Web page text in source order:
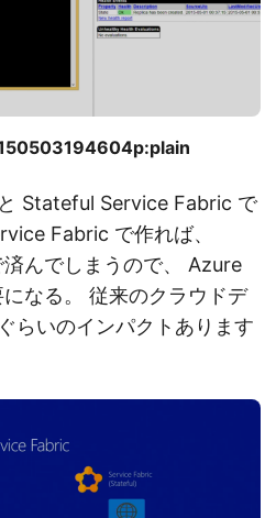
Stateful Service Fabric で
Fabric で作れば、
んでしまうので、 Azure
なる。 従来のクラウドデ
らいのインパクトあります